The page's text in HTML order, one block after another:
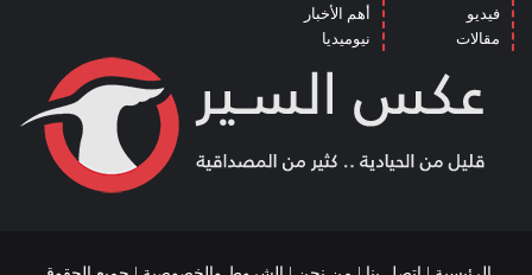
فيديو
مقالات
أهم الأخبار
نيوميديا